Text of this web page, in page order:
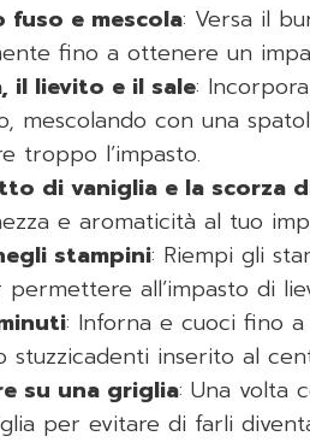
e mescola: Versa il
fino a ottenere un
il lievito e il sale:
mescolando con una
troppo l’impasto.
di vaniglia e la scorza
e aromaticità al tuo
stampini: Riempi gli
all’impasto di
: Inforna e cuoci fino
stuzzicadenti inserito al
su una griglia: Una volta
per evitare di farli